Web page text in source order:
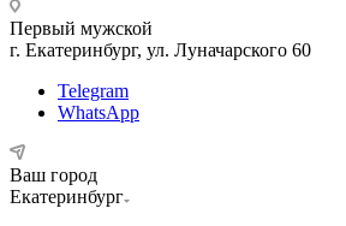
Первый мужской
г. Екатеринбург, ул. Луначарского 60
Telegram
WhatsApp
Ваш город
Екатеринбург